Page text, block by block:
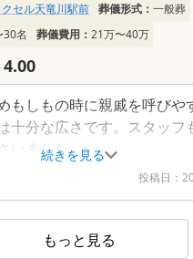
続きを見る
セル天竜川駅前 葬儀形式： 一般葬
30名 葬儀費用： 21万〜40万
4.00
もしもの時に親戚を呼びや
十分な広さです。スタッフ
いました。
投稿日：
もっと見る